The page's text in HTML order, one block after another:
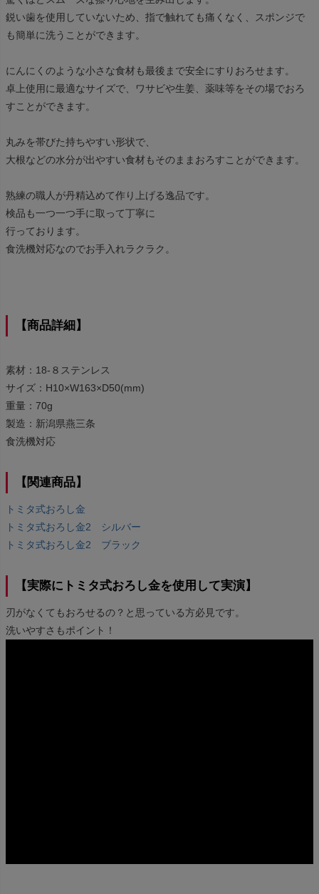
鋭い歯を使用していないため、指で触れても痛くなく、スポンジで
も簡単に洗うことができます。
にんにくのような小さな食材も最後まで安全にすりおろせます。
卓上使用に最適なサイズで、ワサビや生姜、薬味等をその場でおろ
すことができます。
丸みを帯びた持ちやすい形状で、
大根などの水分が出やすい食材もそのままおろすことができます。
熟練の職人が丹精込めて作り上げる逸品です。
検品も一つ一つ手に取って丁寧に
行っております。
食洗機対応なのでお手入れラクラク。
【商品詳細】
素材：18-８ステンレス
サイズ：H10×W163×D50(mm)
重量：70g
製造：新潟県燕三条
食洗機対応
【関連商品】
トミタ式おろし金
トミタ式おろし金2 シルバー
トミタ式おろし金2 ブラック
【実際にトミタ式おろし金を使用して実演】
刃がなくてもおろせるの？と思っている方必見です。
洗いやすさもポイント！